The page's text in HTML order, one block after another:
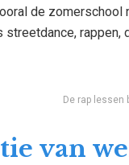
de
rappen,
De rap lessen
van